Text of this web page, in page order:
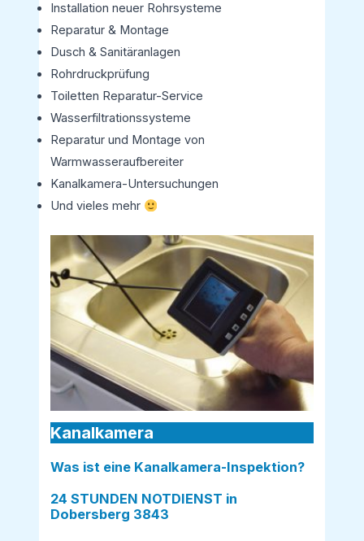
Installation neuer Rohrsysteme
Reparatur & Montage
Dusch & Sanitäranlagen
Rohrdruckprüfung
Toiletten Reparatur-Service
Wasserfiltrationssysteme
Reparatur und Montage von
Warmwasseraufbereiter
Kanalkamera-Untersuchungen
Und vieles mehr
Kanalkamera
Was ist eine Kanalkamera-Inspektion?
24 STUNDEN NOTDIENST in
Dobersberg 3843